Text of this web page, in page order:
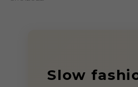
Slow